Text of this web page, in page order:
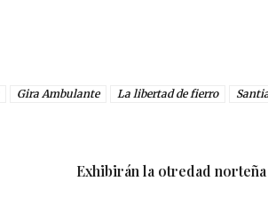
Gira Ambulante La libertad de fierro
Exhibirán la otredad